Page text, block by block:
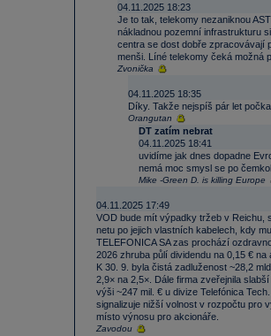
04.11.2025 18:23
Je to tak, telekomy nezaniknou
nákladnou pozemní infrastrukturu
centra se dost dobře zpracovávají
menši. Líné telekomy čeká možná
Zvonička
04.11.2025 18:35
Díky. Takže nejspíš pár let
Orangutan
DT zatím nebrat
04.11.2025 18:41
uvidíme jak dnes dopadne
nemá moc smysl se po
Mike -Green D. is killing Europe
04.11.2025 17:49
VOD bude mít výpadky tržeb v Reichu,
netu po jejich vlastních kabelech, kdy
TELEFONICA SA zas prochází
2026 zhruba půlí dividendu na 0,15 €
K 30. 9. byla čistá zadluženost ~28,2
2,9× na 2,5×. Dále firma zveřejnila
výši ~247 mil. € u divize Telefónica
signalizuje nižší volnost v rozpočtu pro
místo výnosu pro akcionáře.
Zavodou